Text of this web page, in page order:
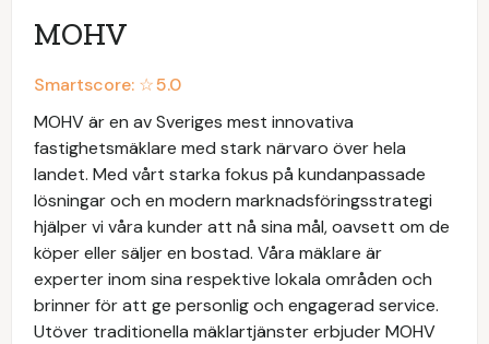
MOHV
Smartscore: ☆5.0
MOHV är en av Sveriges mest innovativa
fastighetsmäklare med stark närvaro över hela
landet. Med vårt starka fokus på kundanpassade
lösningar och en modern marknadsföringsstrategi
hjälper vi våra kunder att nå sina mål, oavsett om de
köper eller säljer en bostad. Våra mäklare är
experter inom sina respektive lokala områden och
brinner för att ge personlig och engagerad service.
Utöver traditionella mäklartjänster erbjuder MOHV